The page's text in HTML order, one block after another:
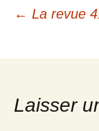
des
articles
← La revue
Laisser